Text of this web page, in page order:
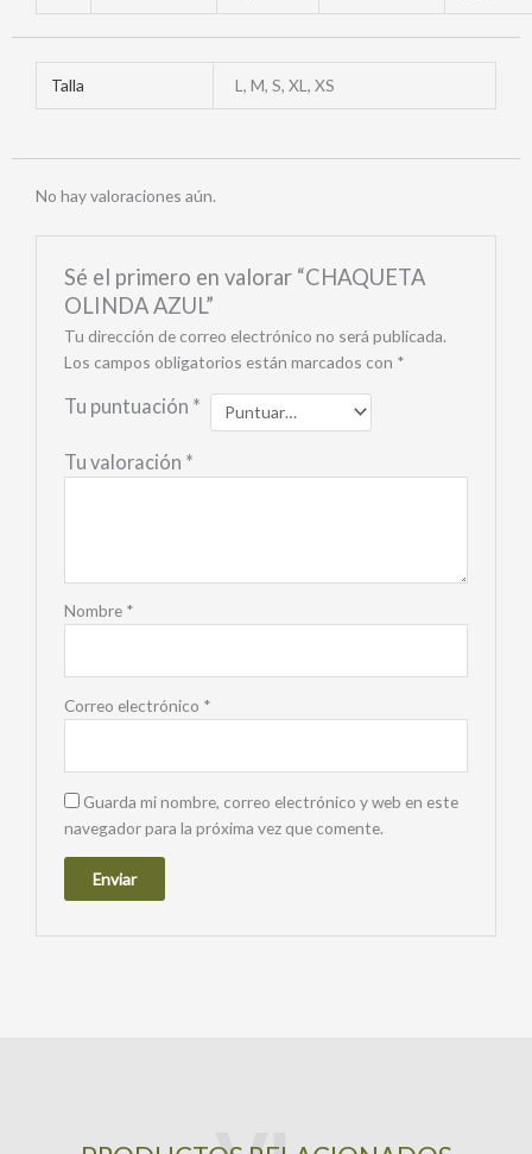
Talla L, M, S, XL, XS
No hay valoraciones aún.
Sé el primero en valorar “CHAQUETA
OLINDA AZUL”
Tu dirección de correo electrónico no será publicada.
Los campos obligatorios están marcados con *
Tu puntuación *
Tu valoración *
Nombre *
Correo electrónico *
Guarda mi nombre, correo electrónico y web en este
navegador para la próxima vez que comente.